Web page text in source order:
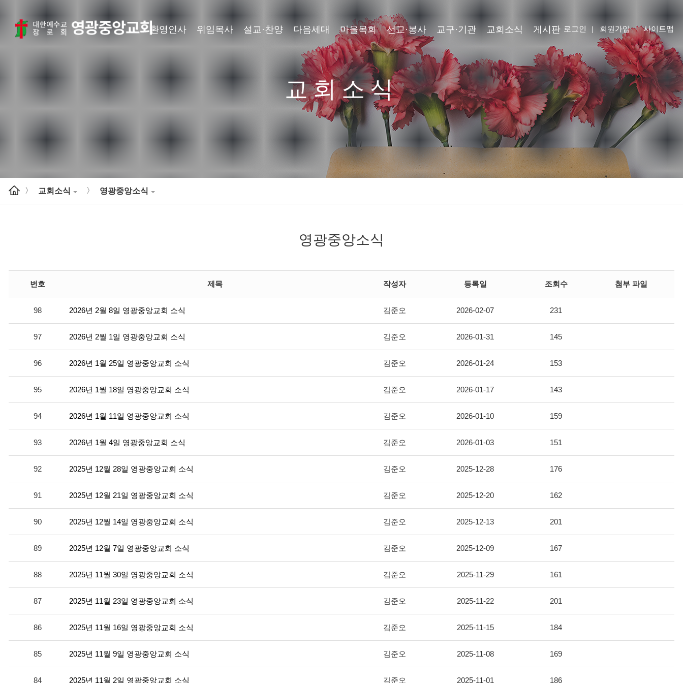
환영인사 위임목사 설교·찬양 다음세대 마을목회 선교·봉사 교구·기관 교회소식 게시판 로그인 | 회원가입 | 사이트맵
교회소식
> 교회소식 > 영광중앙소식
영광중앙소식
번호 제목 작성자 등록일 조회수 첨부 파일
98 2026년 2월 8일 영광중앙교회 소식 김준오 2026-02-07 231
97 2026년 2월 1일 영광중앙교회 소식 김준오 2026-01-31 145
96 2026년 1월 25일 영광중앙교회 소식 김준오 2026-01-24 153
95 2026년 1월 18일 영광중앙교회 소식 김준오 2026-01-17 143
94 2026년 1월 11일 영광중앙교회 소식 김준오 2026-01-10 159
93 2026년 1월 4일 영광중앙교회 소식 김준오 2026-01-03 151
92 2025년 12월 28일 영광중앙교회 소식 김준오 2025-12-28 176
91 2025년 12월 21일 영광중앙교회 소식 김준오 2025-12-20 162
90 2025년 12월 14일 영광중앙교회 소식 김준오 2025-12-13 201
89 2025년 12월 7일 영광중앙교회 소식 김준오 2025-12-09 167
88 2025년 11월 30일 영광중앙교회 소식 김준오 2025-11-29 161
87 2025년 11월 23일 영광중앙교회 소식 김준오 2025-11-22 201
86 2025년 11월 16일 영광중앙교회 소식 김준오 2025-11-15 184
85 2025년 11월 9일 영광중앙교회 소식 김준오 2025-11-08 169
84 2025년 11월 2일 영광중앙교회 소식 김준오 2025-11-01 186